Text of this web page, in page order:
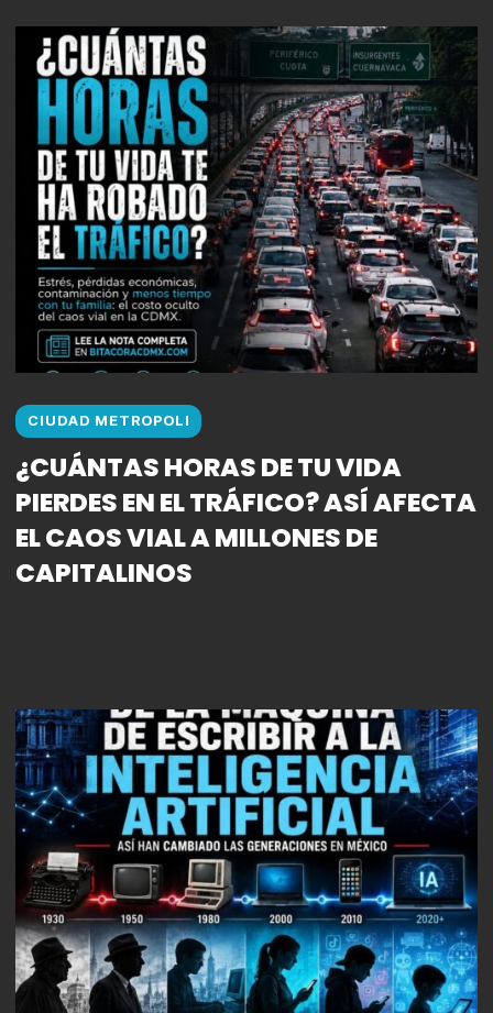
CIUDAD METROPOLI
¿CUÁNTAS HORAS DE TU VIDA
PIERDES EN EL TRÁFICO? ASÍ AFECTA
EL CAOS VIAL A MILLONES DE
CAPITALINOS